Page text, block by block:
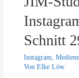
T
v
r
n
T
e
e
a
e
r
Schnitt
Instagram ,
VonElke Löw